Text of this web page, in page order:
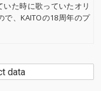
た時に歌っていたオリ
で、KAITOの18周年のプ
data